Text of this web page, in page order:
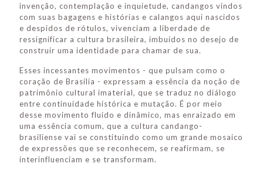
invenção, contemplação e inquietude, candangos vindos
com suas bagagens e histórias e calangos aqui nascidos
e despidos de rótulos, vivenciam a liberdade de
ressignificar a cultura brasileira, imbuídos no desejo de
construir uma identidade para chamar de sua.
Esses incessantes movimentos - que pulsam como o
coração de Brasília - expressam a essência da noção de
patrimônio cultural imaterial, que se traduz no diálogo
entre continuidade histórica e mutação. É por meio
desse movimento fluido e dinâmico, mas enraizado em
uma essência comum, que a cultura candango-
brasiliense vai se constituindo como um grande mosaico
de expressões que se reconhecem, se reafirmam, se
interinfluenciam e se transformam.